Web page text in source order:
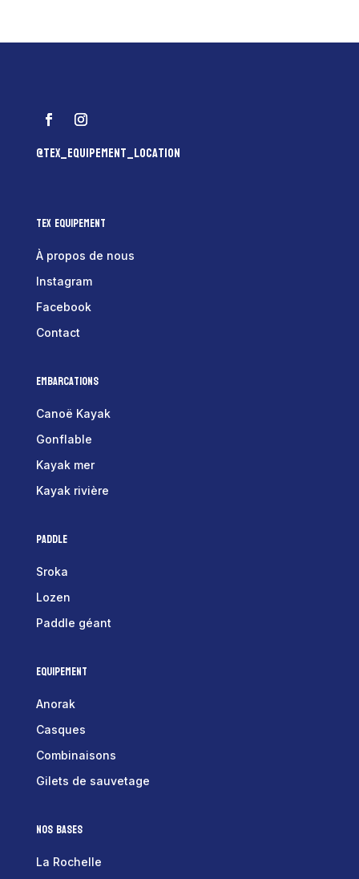
@tex_equipement_location
Tex Equipement
À propos de nous
Instagram
Facebook
Contact
Embarcations
Canoë Kayak
Gonflable
Kayak mer
Kayak rivière
Paddle
Sroka
Lozen
Paddle géant
Equipement
Anorak
Casques
Combinaisons
Gilets de sauvetage
Nos bases
La Rochelle